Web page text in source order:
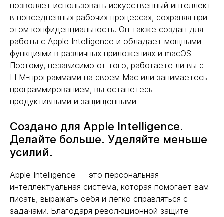
позволяет использовать искусственный интеллект
в повседневных рабочих процессах, сохраняя при
этом конфиденциальность. Он также создан для
работы с Apple Intelligence и обладает мощными
функциями в различных приложениях и macOS.
Поэтому, независимо от того, работаете ли вы с
LLM-программами на своем Mac или занимаетесь
программированием, вы останетесь
продуктивными и защищенными.
Создано для Apple Intelligence.
Делайте больше. Уделяйте меньше
усилий.
Apple Intelligence — это персональная
интеллектуальная система, которая помогает вам
писать, выражать себя и легко справляться с
задачами. Благодаря революционной защите